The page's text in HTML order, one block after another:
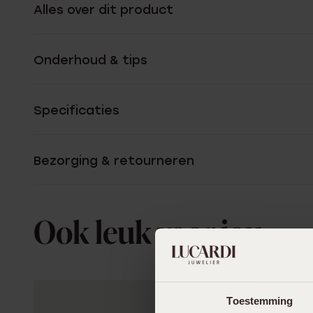
Toestemming
Alles over dit product
Onderhoud & tips
Specificaties
Bezorging & retourneren
Ook leuk voor jou